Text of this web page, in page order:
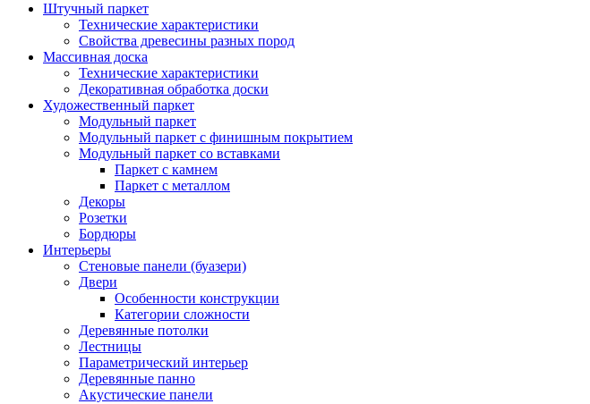
Штучный паркет
Технические характеристики
Свойства древесины разных пород
Массивная доска
Технические характеристики
Декоративная обработка доски
Художественный паркет
Модульный паркет
Модульный паркет с финишным покрытием
Модульный паркет со вставками
Паркет с камнем
Паркет с металлом
Декоры
Розетки
Бордюры
Интерьеры
Стеновые панели (буазери)
Двери
Особенности конструкции
Категории сложности
Деревянные потолки
Лестницы
Параметрический интерьер
Деревянные панно
Акустические панели